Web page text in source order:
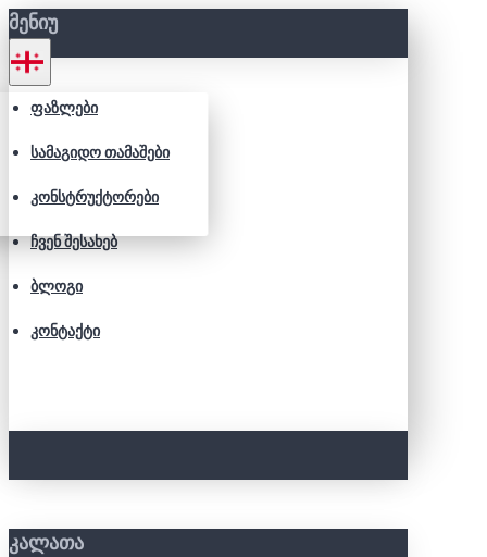
ᲛᲔᲜᲘᲣ
ᲤᲐᲖᲚᲔᲑᲘ
ᲡᲐᲛᲐᲒᲘᲓᲝ ᲗᲐᲛᲐᲨᲔᲑᲘ
ᲙᲝᲜᲡᲢᲠᲣᲥᲢᲝᲠᲔᲑᲘ
ᲩᲕᲔᲜ ᲨᲔᲡᲐᲮᲔᲑ
ᲑᲚᲝᲒᲘ
ᲙᲝᲜᲢᲐᲥᲢᲘ
ᲙᲐᲚᲐᲗᲐ